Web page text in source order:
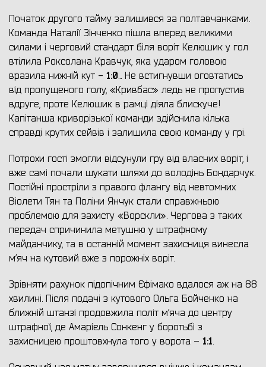
Початок другого тайму залишився за полтавчанками.
Команда Наталії Зінченко пішла вперед великими
силами і черговий стандарт біля воріт Келюшик у гол
втілила Роксолана Кравчук, яка ударом головою
вразила нижній кут - 1:0... Не встигнувши оговтатись
від пропущеного голу, «Кривбас» ледь не пропустив
вдруге, проте Келюшик в рамці діяла блискуче!
Капітанша криворізької команди здійснила кілька
справді крутих сейвів і залишила свою команду у грі.
Потрохи гості змогли відсунули гру від власних воріт, і
вже самі почали шукати шляхи до володінь Бондарчук.
Постійні простріли з правого флангу від невтомних
Віолети Тян та Поліни Янчук стали справжньою
проблемою для захисту «Ворскли». Чергова з таких
передач спричинила метушню у штрафному
майданчику, та в останній момент захисниця винесла
м’яч на кутовий вже з порожніх воріт.
Зрівняти рахунок підопічним Єфімако вдалося аж на 88
хвилині. Після подачі з кутового Ольга Бойченко на
ближній штанзі продовжила політ м’яча до центру
штрафної, де Амарієль Сонкенг у боротьбі з
захисницею проштовхнула того у ворота – 1:1.